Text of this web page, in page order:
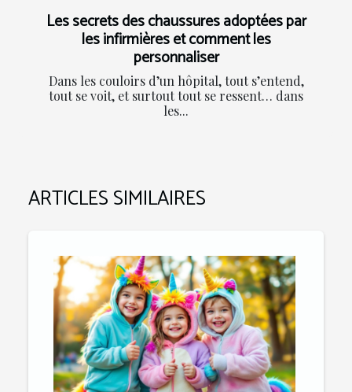
Les secrets des chaussures adoptées par
les infirmières et comment les
personnaliser
Dans les couloirs d’un hôpital, tout s’entend,
tout se voit, et surtout tout se ressent… dans
les...
ARTICLES SIMILAIRES